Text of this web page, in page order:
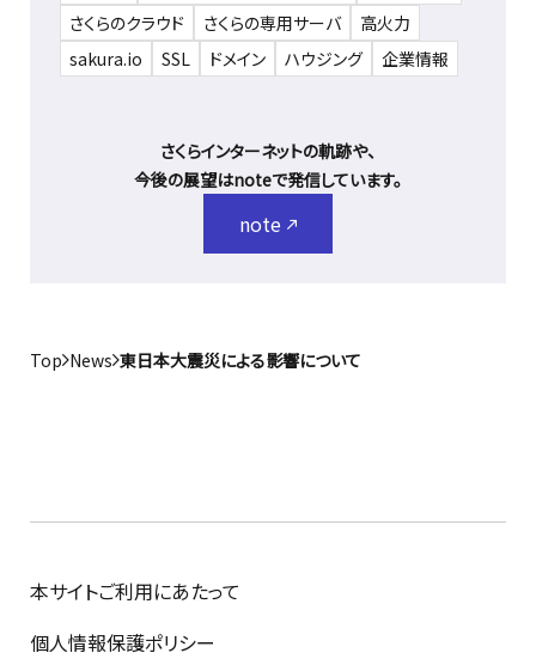
さくらのクラウド
さくらの専用サーバ
高火力
sakura.io
SSL ドメイン ハウジング 企業情報
さくらインターネットの軌跡や、
今後の展望はnoteで発信しています。
note
Top News 東日本大震災による影響について
本サイトご利用にあたって
個人情報保護ポリシー